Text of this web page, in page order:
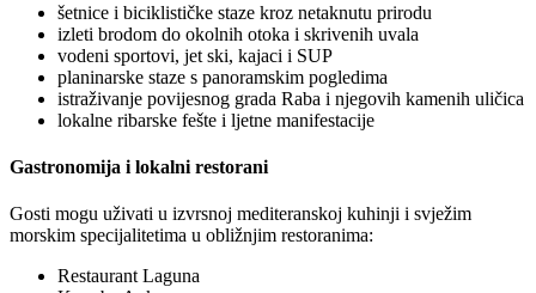
šetnice i biciklističke staze kroz netaknutu prirodu
izleti brodom do okolnih otoka i skrivenih uvala
vodeni sportovi, jet ski, kajaci i SUP
planinarske staze s panoramskim pogledima
istraživanje povijesnog grada Raba i njegovih kamenih uličica
lokalne ribarske fešte i ljetne manifestacije
Gastronomija i lokalni restorani
Gosti mogu uživati u izvrsnoj mediteranskoj kuhinji i svježim
morskim specijalitetima u obližnjim restoranima:
Restaurant Laguna